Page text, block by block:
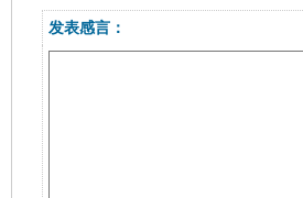
发表感言：